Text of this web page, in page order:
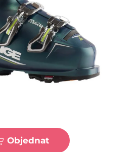
Objednat